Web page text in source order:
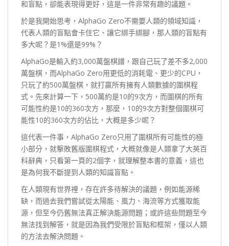
和盲點，卻能表現得更好，這是一件非常有趣的議題。
於是我開始思考，AlphaGo Zero不需要人類的領域知識，
代表人類的盲點會卡住它、讓它綁手綁腳，那人類的盲點有
多大呢？是1%還是99%？
AlphaGo是輸入約3,000萬盤棋譜，跟自己玩了差不多2,000
萬盤棋，而AlphaGo Zero用更低的消耗電、更少的CPU，
只玩了約500萬盤棋，就打贏所有擁有人類數據的圍棋程
式。先來計算一下，500萬約是10的9次方，而圍棋的所有
可能性約是10的360次方，那麼，10的9次方對整個圍棋可
能性10的360次方的佔比，大概是多少呢？
這代表一件事，AlphaGo Zero只用了圍棋所有可能性的極
小部分，就擊敗舊版圍棋程式，大概就像是人類拿了大英百
科辭典，只看第一頁的2個字，就理解整本書的意義，這也
是為何我不斷提到人類的知識盲點。
在人類現有世界裡，存在許多待解決的議題，例如能源稀
缺，而過去我們嘗試從太陽能、風力、海流等方式獲取能
源，但至今仍舊無法真正解決能源問題；或許這些問題至今
無法找到解答，就是因為我們受限於盲點和框架，僅以人類
的方法去解決問題。